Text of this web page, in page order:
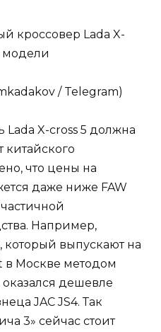
/ Telegram)
Lada X-cross 5 должна
китайского
что цены на
даже ниже FAW
Например,
который выпускают на
Москве методом
дешевле
JAC JS4. Так
3» сейчас стоит